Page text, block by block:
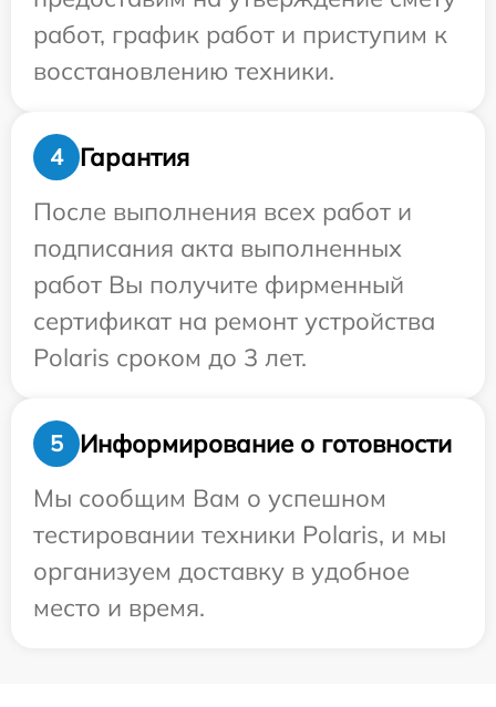
работ, график работ и приступим к
восстановлению техники.
4
Гарантия
После выполнения всех работ и
подписания акта выполненных
работ Вы получите фирменный
сертификат на ремонт устройства
Polaris сроком до 3 лет.
5
Информирование о готовности
Мы сообщим Вам о успешном
тестировании техники Polaris, и мы
организуем доставку в удобное
место и время.